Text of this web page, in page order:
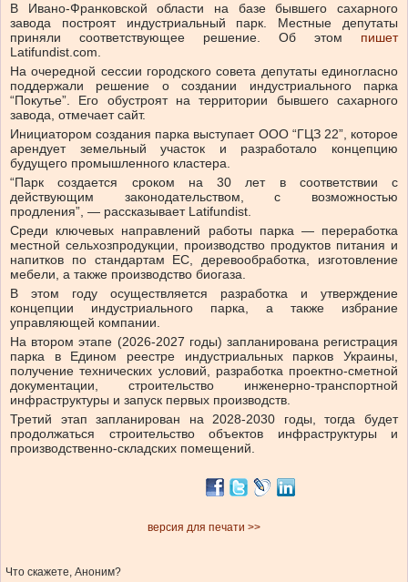
В Ивано-Франковской области на базе бывшего сахарного
завода построят индустриальный парк. Местные депутаты
приняли соответствующее решение.
Об этом
пишет
Latifundist.com.
На очередной сессии городского совета депутаты единогласно
поддержали решение о создании индустриального парка
“Покутье”.
Его обустроят на территории бывшего сахарного
завода, отмечает сайт.
Инициатором создания парка выступает ООО “ГЦЗ 22”, которое
арендует земельный участок и разработало концепцию
будущего промышленного кластера.
“Парк создается сроком на 30 лет в соответствии с
действующим законодательством, с возможностью
продления”, — рассказывает Latifundist.
Среди ключевых направлений работы парка — переработка
местной сельхозпродукции, производство продуктов питания и
напитков по стандартам ЕС, деревообработка, изготовление
мебели, а также производство биогаза.
В этом году осуществляется разработка и утверждение
концепции индустриального парка, а также избрание
управляющей компании.
На втором этапе (2026-2027 годы) запланирована регистрация
парка в Едином реестре индустриальных парков Украины,
получение технических условий, разработка проектно-сметной
документации, строительство инженерно-транспортной
инфраструктуры и запуск первых производств.
Третий этап запланирован на 2028-2030 годы, тогда будет
продолжаться строительство объектов инфраструктуры и
производственно-складских помещений.
версия для печати >>
Что скажете, Аноним?